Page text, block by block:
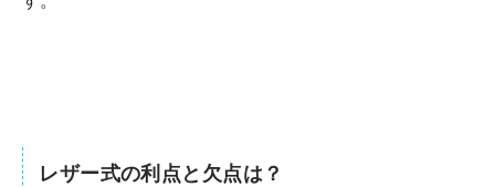
レザー式の利点と欠点は？